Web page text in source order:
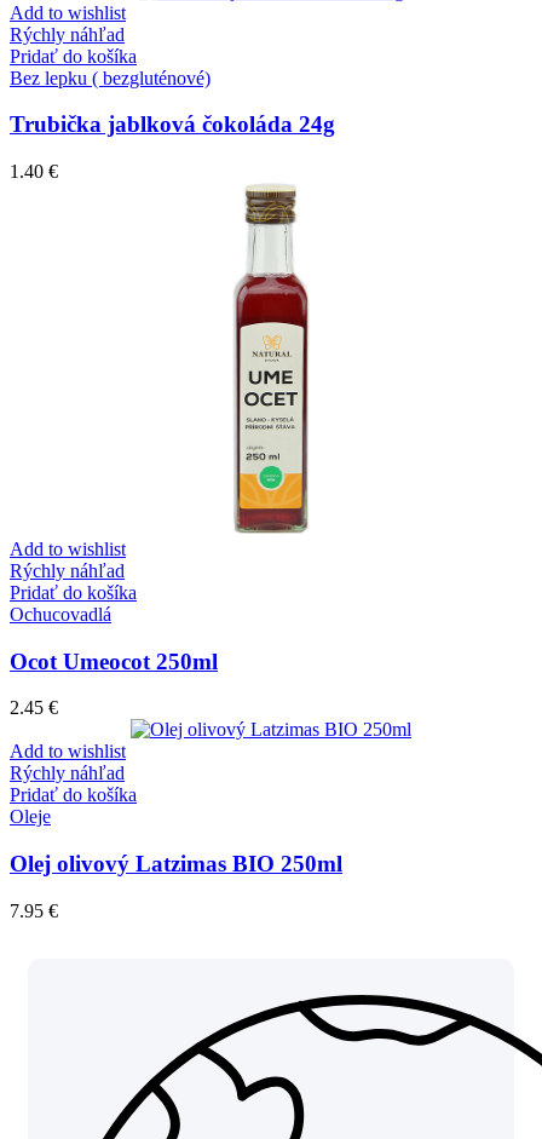
Add to wishlist
Rýchly náhľad
Pridať do košíka
Bez lepku ( bezgluténové)
Trubička jablková čokoláda 24g
1.40 €
Add to wishlist
Rýchly náhľad
Pridať do košíka
Ochucovadlá
Ocot Umeocot 250ml
2.45 €
Add to wishlist
Rýchly náhľad
Pridať do košíka
Oleje
Olej olivový Latzimas BIO 250ml
7.95 €